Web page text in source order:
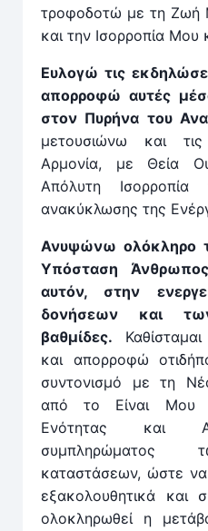
τροφοδοτώ με τη Ζωή
και την Ισορροπία Μου
Ευλογώ τις
απορροφώ αυτές
στον Πυρήνα του
μετουσιώνω και
Αρμονία, με Θεία
Απόλυτη Ισορροπία
ανακύκλωσης της
Ανυψώνω ολόκληρο
Υπόσταση
αυτόν, στην
δονήσεων και
βαθμίδες.
και απορροφώ
συντονισμό με τη
από το Είναι Μου
Ενότητας και
συμπληρώματος
καταστάσεων, ώστε να
εξακολουθητικά και
ολοκληρωθεί η